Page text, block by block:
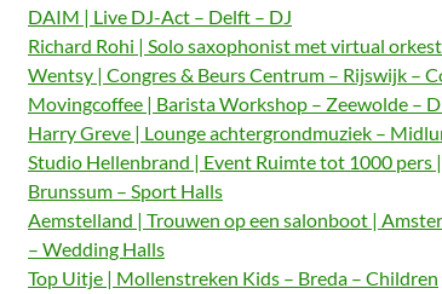
DAIM | Live DJ-Act – Delft – DJ
Richard Rohi | Solo saxophonist met virtual
Wentsy | Congres & Beurs Centrum – Rijswijk –
Movingcoffee | Barista Workshop – Zeewolde –
Harry Greve | Lounge achtergrondmuziek –
Studio Hellenbrand | Event Ruimte tot 1000 pers
Brunssum – Sport Halls
Aemstelland | Trouwen op een salonboot |
– Wedding Halls
Top Uitje | Mollenstreken Kids – Breda – Children